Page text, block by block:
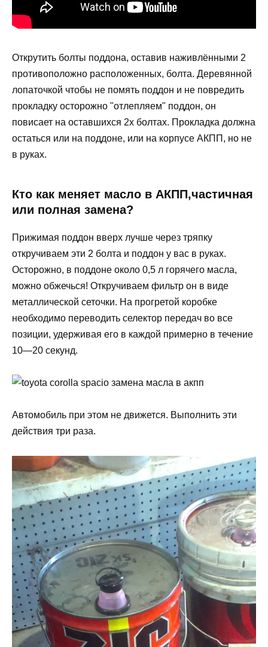
Открутить болты поддона, оставив наживлёнными 2
противоположно расположенных, болта. Деревянной
лопаточкой чтобы не помять поддон и не повредить
прокладку осторожно "отлепляем" поддон, он
повисает на оставшихся 2х болтах. Прокладка должна
остаться или на поддоне, или на корпусе АКПП, но не
в руках.
Кто как меняет масло в АКПП,частичная
или полная замена?
Прижимая поддон вверх лучше через тряпку
откручиваем эти 2 болта и поддон у вас в руках.
Осторожно, в поддоне около 0,5 л горячего масла,
можно обжечься! Откручиваем фильтр он в виде
металлической сеточки. На прогретой коробке
необходимо переводить селектор передач во все
позиции, удерживая его в каждой примерно в течение
10—20 секунд.
Автомобиль при этом не движется. Выполнить эти
действия три раза.